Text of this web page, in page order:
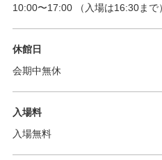
10:00〜17:00（入場は16:30まで）
休館日
会期中無休
入場料
入場無料